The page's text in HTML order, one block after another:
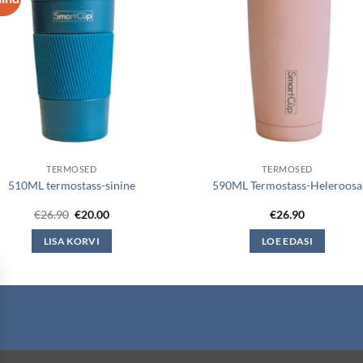
TERMOSED
510ML termostass-sinine
€26.90 Algne
oli:
€26.90.
€20.00Current
LISA KORVI
TERMOSED
590ML Termostass-Heleroosa
€26.90
LOE EDASI